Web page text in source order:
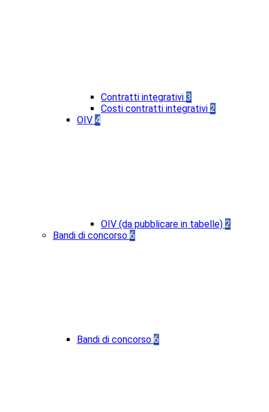
Contratti integrativi 3
Costi contratti integrativi 2
OIV 4
OIV (da pubblicare in tabelle) 2
Bandi di concorso 6
Bandi di concorso 6